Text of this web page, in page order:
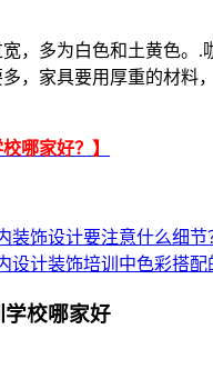
，多为白色和土黄色。
，家具要用厚重的材料
哪家好？】
装饰设计要注意什么细节
设计装饰培训中色彩搭配
校哪家好